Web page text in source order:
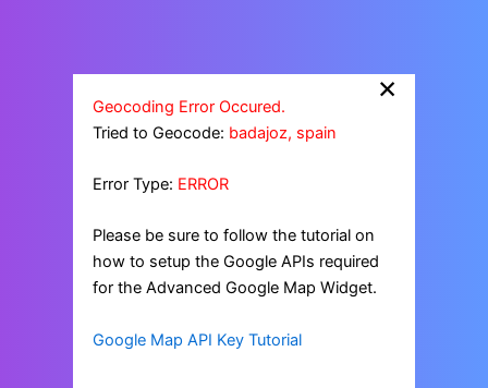
×
Geocoding Error Occured.
Tried to Geocode: badajoz, spain
Error Type: ERROR
Please be sure to follow the tutorial on
how to setup the Google APIs required
for the Advanced Google Map Widget.
Google Map API Key Tutorial